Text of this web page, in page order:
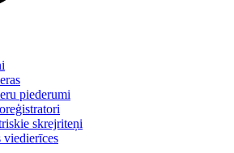
piederumi
skrejriteņi
viedierīces